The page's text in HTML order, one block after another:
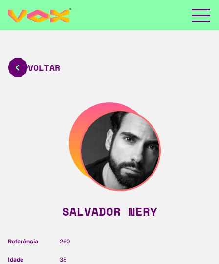
VOLTAR
SALVADOR NERY
Referência 260
Idade 36